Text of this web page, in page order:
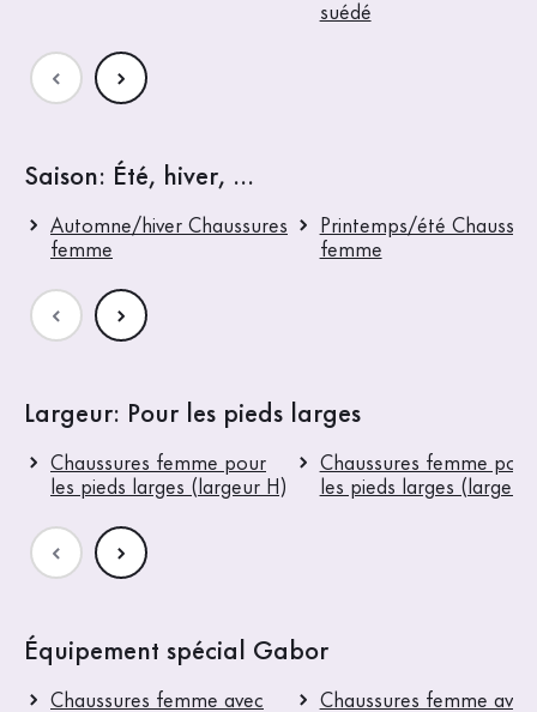
suédé
Saison: Été, hiver, ...
Automne/hiver Chaussures
femme
Printemps/été
femme
Largeur: Pour les pieds larges
Chaussures femme pour
les pieds larges (largeur H)
Chaussures femme pour
les pieds larges (largeur
Équipement spécial Gabor
Chaussures femme avec
Chaussures femme avec